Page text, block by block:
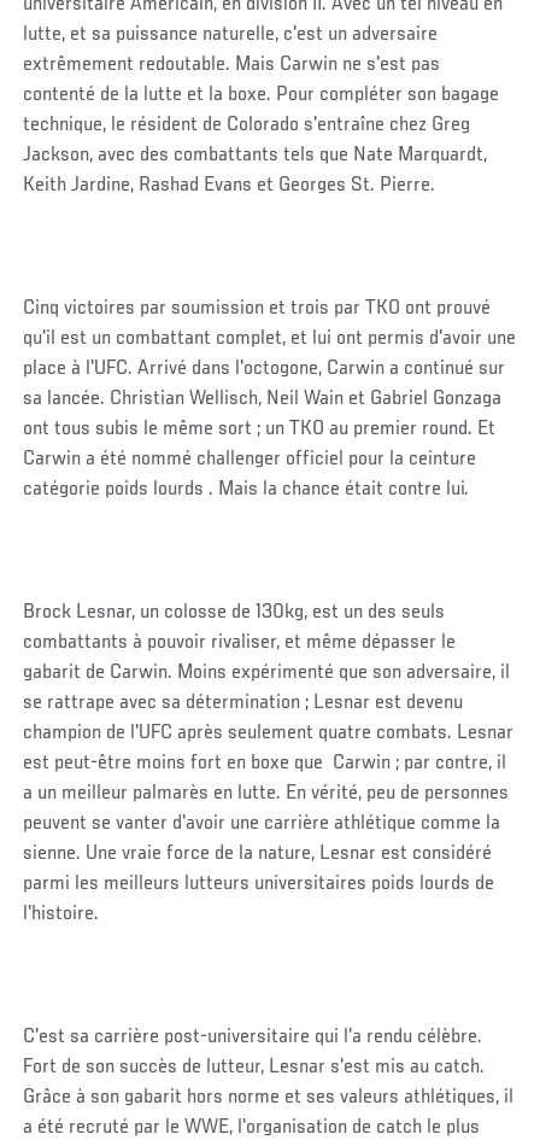
universitaire Américain, en division II. Avec un tel niveau en
lutte, et sa puissance naturelle, c'est un adversaire
extrêmement redoutable. Mais Carwin ne s'est pas
contenté de la lutte et la boxe. Pour compléter son bagage
technique, le résident de Colorado s'entraîne chez Greg
Jackson, avec des combattants tels que Nate Marquardt,
Keith Jardine, Rashad Evans et Georges St. Pierre.
Cinq victoires par soumission et trois par TKO ont prouvé
qu'il est un combattant complet, et lui ont permis d'avoir une
place à l'UFC. Arrivé dans l'octogone, Carwin a continué sur
sa lancée. Christian Wellisch, Neil Wain et Gabriel Gonzaga
ont tous subis le même sort ; un TKO au premier round. Et
Carwin a été nommé challenger officiel pour la ceinture
catégorie poids lourds . Mais la chance était contre lui.
Brock Lesnar, un colosse de 130kg, est un des seuls
combattants à pouvoir rivaliser, et même dépasser le
gabarit de Carwin. Moins expérimenté que son adversaire, il
se rattrape avec sa détermination ; Lesnar est devenu
champion de l'UFC après seulement quatre combats. Lesnar
est peut-être moins fort en boxe que Carwin ; par contre, il
a un meilleur palmarès en lutte. En vérité, peu de personnes
peuvent se vanter d'avoir une carrière athlétique comme la
sienne. Une vraie force de la nature, Lesnar est considéré
parmi les meilleurs lutteurs universitaires poids lourds de
l'histoire.
C'est sa carrière post-universitaire qui l'a rendu célèbre.
Fort de son succès de lutteur, Lesnar s'est mis au catch.
Grâce à son gabarit hors norme et ses valeurs athlétiques, il
a été recruté par le WWE, l'organisation de catch le plus